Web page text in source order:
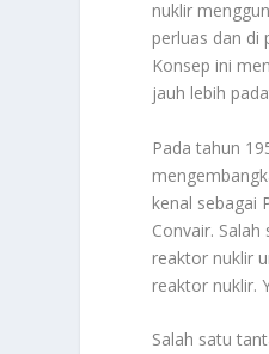
nuklir
perluas dan di
Konsep ini
jauh lebih
Pada tahun
kenal sebagai
Convair.
reaktor nuklir
reaktor nuklir.
Salah satu